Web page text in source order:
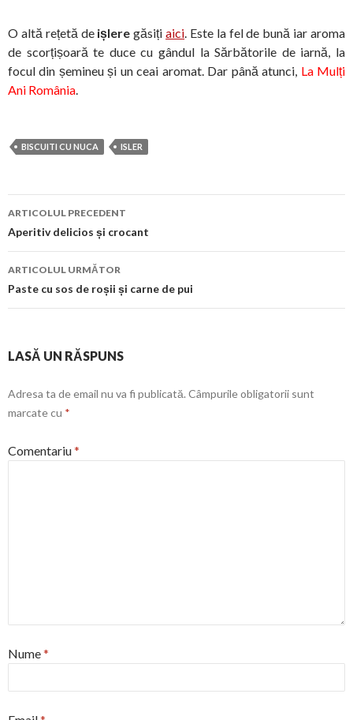
O altă rețetă de ișlere găsițiaici. Este la fel de bună iar aroma
de scorțișoară te duce cu gândul la Sărbătorile de iarnă, la
focul din șemineu și un ceai aromat. Dar până atunci, La Mulți
Ani România.
BISCUITI CU NUCA ISLER
Navigare
în
articol
ARTICOLUL PRECEDENT
Aperitiv delicios și crocant
ARTICOLUL URMĂTOR
Paste cu sos de roșii și carne de pui
LASĂ UN RĂSPUNS
Adresa ta de email nu va fi publicată. Câmpurile obligatorii sunt
marcate cu *
Comentariu*
Nume*